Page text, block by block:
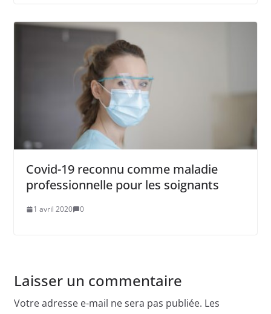
Covid-19 reconnu comme maladie
professionnelle pour les soignants
1 avril 2020 0
Laisser un commentaire
Votre adresse e-mail ne sera pas publiée. Les